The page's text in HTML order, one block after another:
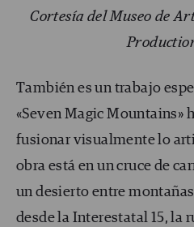
Cortesía del Museo de
También es un trabajo
«Seven Magic Mountains»
fusionar visualmente lo
obra está en un cruce de
un desierto entre
desde la Interestatal 15, la